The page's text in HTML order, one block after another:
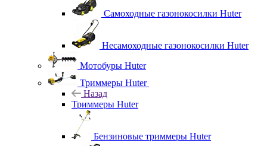
Самоходные газонокосилки Huter
Несамоходные газонокосилки Huter
Мотобуры Huter
Триммеры Huter
Назад
Триммеры Huter
Бензиновые триммеры Huter